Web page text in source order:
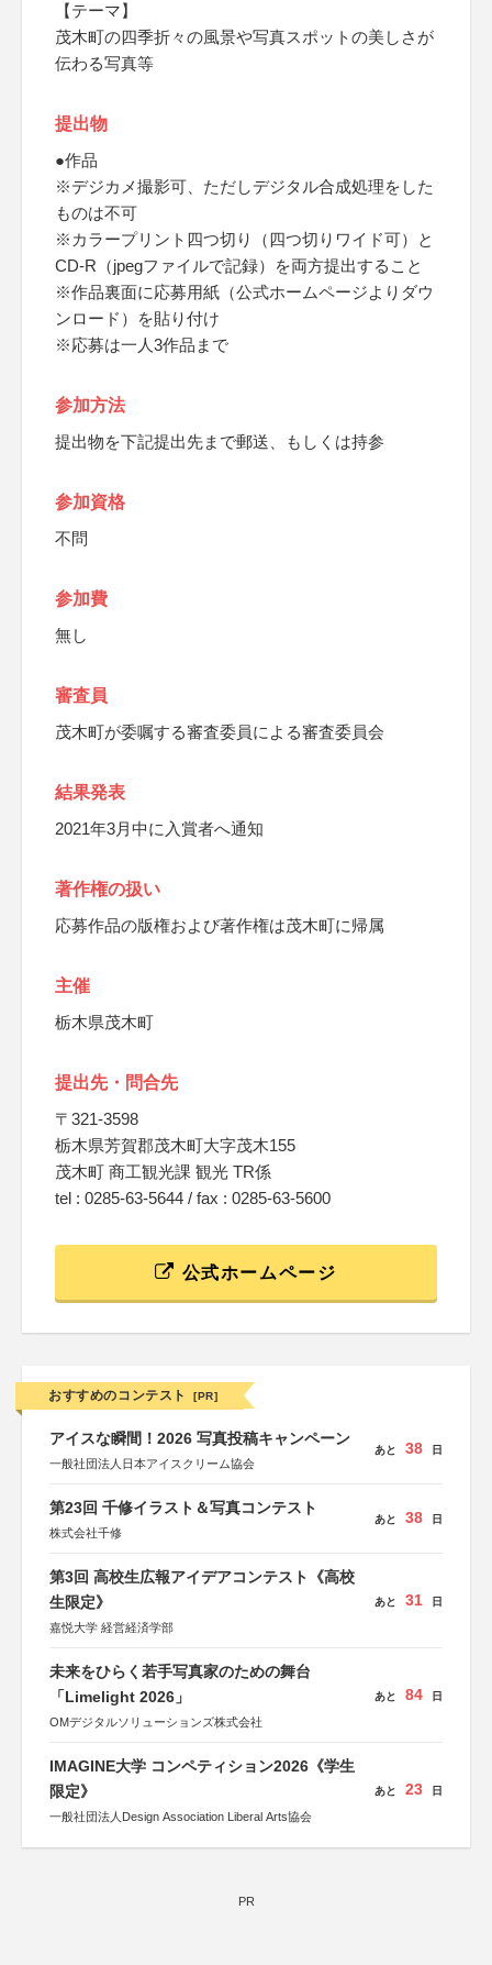
【テーマ】
茂木町の四季折々の風景や写真スポットの美しさが
伝わる写真等
提出物
●作品
※デジカメ撮影可、ただしデジタル合成処理をした
ものは不可
※カラープリント四つ切り（四つ切りワイド可）と
CD-R（jpegファイルで記録）を両方提出すること
※作品裏面に応募用紙（公式ホームページよりダウ
ンロード）を貼り付け
※応募は一人3作品まで
参加方法
提出物を下記提出先まで郵送、もしくは持参
参加資格
不問
参加費
無し
審査員
茂木町が委嘱する審査委員による審査委員会
結果発表
2021年3月中に入賞者へ通知
著作権の扱い
応募作品の版権および著作権は茂木町に帰属
主催
栃木県茂木町
提出先・問合先
〒321-3598
栃木県芳賀郡茂木町大字茂木155
茂木町 商工観光課 観光 TR係
tel : 0285-63-5644 / fax : 0285-63-5600
公式ホームページ
おすすめのコンテスト [PR]
アイスな瞬間！2026 写真投稿キャンペーン
一般社団法人日本アイスクリーム協会
あと 38 日
第23回 千修イラスト＆写真コンテスト
株式会社千修
あと 38 日
第3回 高校生広報アイデアコンテスト《高校
生限定》
嘉悦大学 経営経済学部
あと 31 日
未来をひらく若手写真家のための舞台
「Limelight 2026」
OMデジタルソリューションズ株式会社
あと 84 日
IMAGINE大学 コンペティション2026《学生
限定》
一般社団法人Design Association Liberal Arts協会
あと 23 日
PR